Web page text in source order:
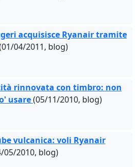
acquisisce Ryanair tramite
04/2011, blog)
rinnovata con timbro: non
usare(05/11/2010, blog)
vulcanica: voli Ryanair
05/2010, blog)